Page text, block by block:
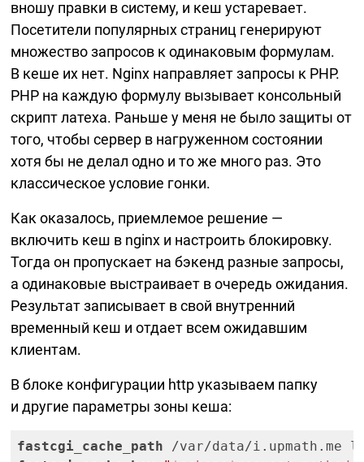
вношу правки в систему, и кеш устаревает.
Посетители популярных страниц генерируют
множество запросов к одинаковым формулам.
В кеше их нет. Nginx направляет запросы к PHP.
PHP на каждую формулу вызывает консольный
скрипт латеха. Раньше у меня не было защиты от
того, чтобы сервер в нагруженном состоянии
хотя бы не делал одно и то же много раз. Это
классическое условие гонки.
Как оказалось, приемлемое решение —
включить кеш в nginx и настроить блокировку.
Тогда он пропускает на бэкенд разные запросы,
а одинаковые выстраивает в очередь ожидания.
Результат записывает в свой внутренний
временный кеш и отдает всем ожидавшим
клиентам.
В блоке конфигурации http указываем папку
и другие параметры зоны кеша:
fastcgi_cache_path /var/data/i.upmath.me